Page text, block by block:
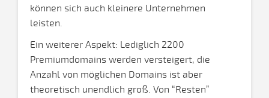
können sich auch kleinere Unternehmen
leisten.
Ein weiterer Aspekt: Lediglich 2200
Premiumdomains werden versteigert, die
Anzahl von möglichen Domains ist aber
theoretisch unendlich groß. Von “Resten”